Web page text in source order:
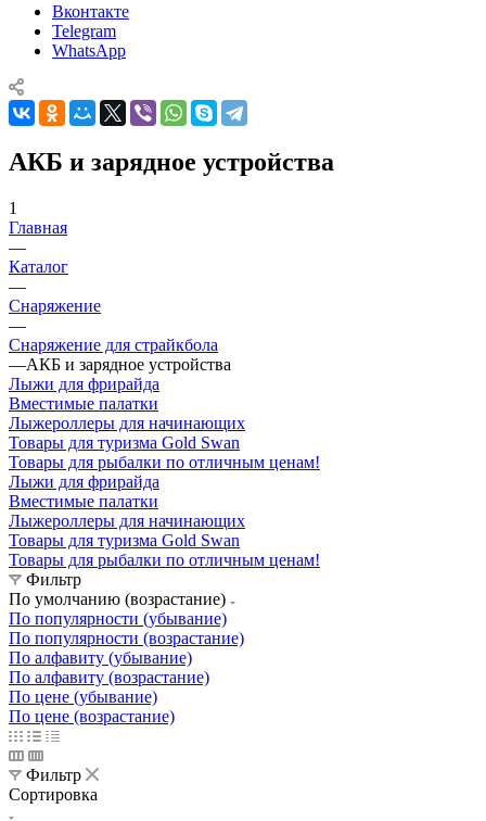
Вконтакте
Telegram
WhatsApp
АКБ и зарядное устройства
1
Главная
—
Каталог
—
Снаряжение
—
Снаряжение для страйкбола
—АКБ и зарядное устройства
Лыжи для фрирайда
Вместимые палатки
Лыжероллеры для начинающих
Товары для туризма Gold Swan
Товары для рыбалки по отличным ценам!
Лыжи для фрирайда
Вместимые палатки
Лыжероллеры для начинающих
Товары для туризма Gold Swan
Товары для рыбалки по отличным ценам!
Фильтр
По умолчанию (возрастание)
По популярности (убывание)
По популярности (возрастание)
По алфавиту (убывание)
По алфавиту (возрастание)
По цене (убывание)
По цене (возрастание)
Фильтр
Сортировка